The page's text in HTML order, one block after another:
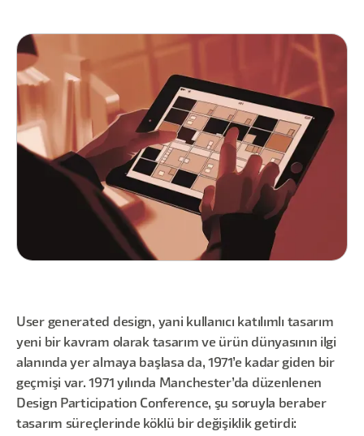
User generated design, yani kullanıcı katılımlı tasarım
yeni bir kavram olarak tasarım ve ürün dünyasının ilgi
alanında yer almaya başlasa da, 1971’e kadar giden bir
geçmişi var. 1971 yılında Manchester’da düzenlenen
Design Participation Conference, şu soruyla beraber
tasarım süreçlerinde köklü bir değişiklik getirdi: